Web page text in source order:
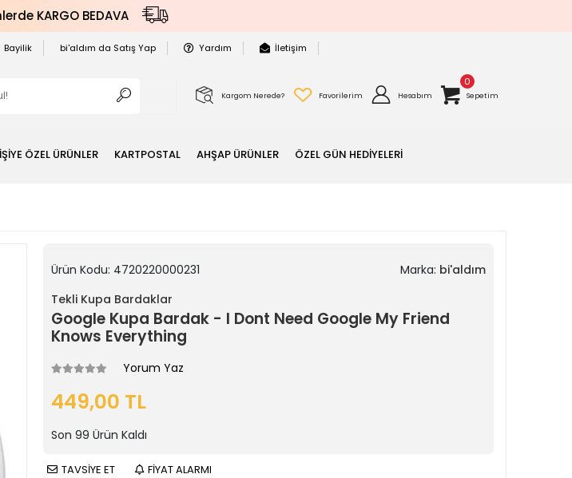
KARGO BEDAVA
Bayilik bi'aldım da Satış Yap Yardım İletişim
Kargom Nerede? Favorilerim Hesabım
0
Sepetim
ÖZEL ÜRÜNLER KARTPOSTAL AHŞAP ÜRÜNLER ÖZEL GÜN HEDİYELERİ
Ürün Kodu: 4720220000231 Marka: bi'aldım
Tekli Kupa Bardaklar
Google Kupa Bardak - I Dont Need Google My Friend
Knows Everything
Yorum Yaz
449,00 TL
Son 99 Ürün Kaldı
TAVSİYE ET FİYAT ALARMI